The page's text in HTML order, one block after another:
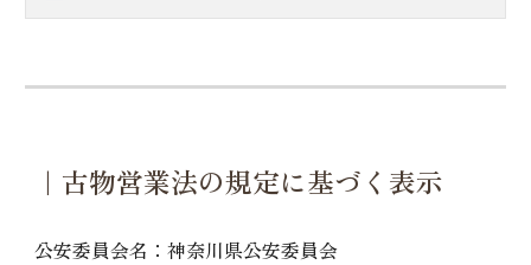
｜古物営業法の規定に基づく表示
公安委員会名：神奈川県公安委員会